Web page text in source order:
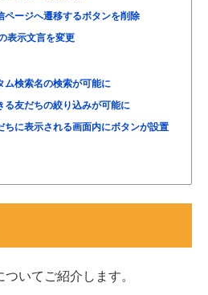
ページへ遷移するボタンを削除
表示文言を変更
ム検索名の検索が可能に
る友だちの絞り込みが可能に
ちに表示される画面内にボタンが設置
いてご紹介します。